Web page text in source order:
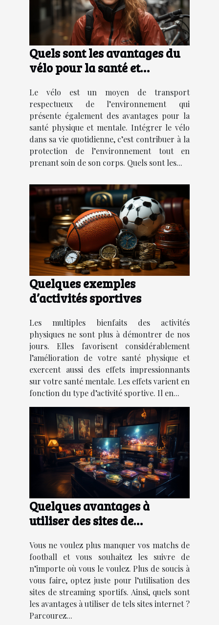
Quels sont les avantages du
vélo pour la santé et
Le vélo est un moyen de transport
respectueux de l’environnement qui
présente également des avantages pour la
santé physique et mentale. Intégrer le vélo
dans sa vie quotidienne, c’est contribuer à la
protection de l’environnement tout en
prenant soin de son corps. Quels sont les...
Quelques exemples
d’activités sportives
Les multiples bienfaits des activités
physiques ne sont plus à démontrer de nos
jours. Elles favorisent considérablement
l’amélioration de votre santé physique et
exercent aussi des effets impressionnants
sur votre santé mentale. Les effets varient en
fonction du type d’activité sportive. Il en...
Quelques avantages à
utiliser des sites de
Vous ne voulez plus manquer vos matchs de
football et vous souhaitez les suivre de
n’importe où vous le voulez. Plus de soucis à
vous faire, optez juste pour l’utilisation des
sites de streaming sportifs. Ainsi, quels sont
les avantages à utiliser de tels sites internet ?
Parcourez...